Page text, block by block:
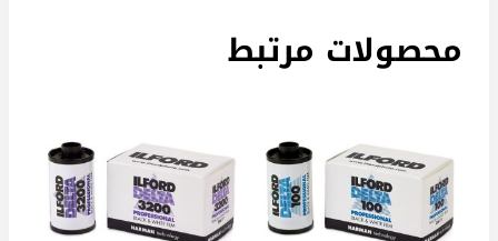
محصولات مرتبط